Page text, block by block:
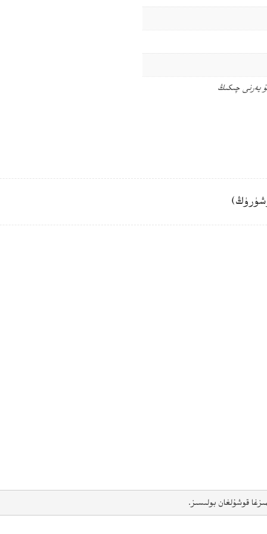
يەرنى چىكىڭ
قوشۇلغان بولىسىز.